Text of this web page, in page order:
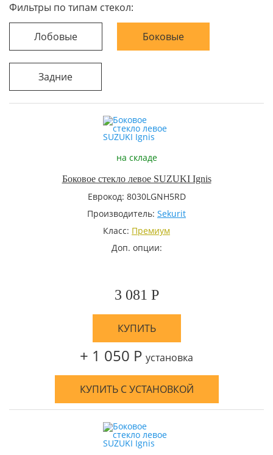
Фильтры по типам стекол:
Лобовые Боковые
Задние
на складе
Боковое стекло левое SUZUKI Ignis
Еврокод: 8030LGNH5RD
Производитель: Sekurit
Класс: Премиум
Доп. опции:
3 081 Р
КУПИТЬ
+ 1 050 Р установка
КУПИТЬ С УСТАНОВКОЙ